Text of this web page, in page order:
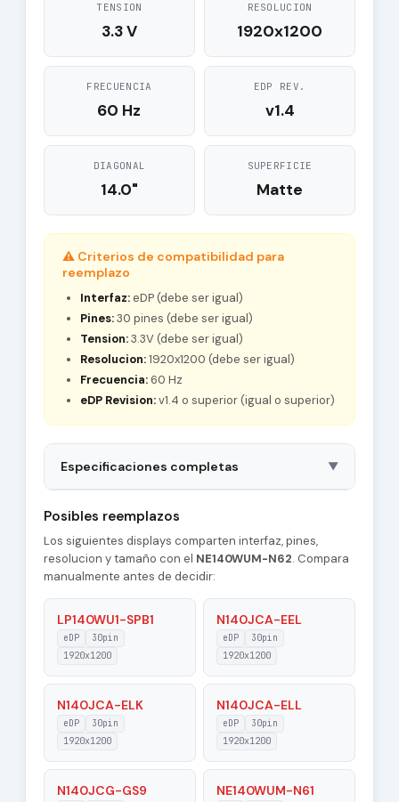
TENSION
3.3 V
RESOLUCION
1920x1200
FRECUENCIA
60 Hz
EDP REV.
v1.4
DIAGONAL
14.0"
SUPERFICIE
Matte
⚠ Criterios de compatibilidad para
reemplazo
Interfaz:eDP (debe ser igual)
Pines:30 pines (debe ser igual)
Tension:3.3V (debe ser igual)
Resolucion:1920x1200 (debe ser igual)
Frecuencia:60 Hz
eDP Revision:v1.4 o superior (igual o superior)
Especificaciones completas ▼
Surface
Antiglare, Hard coating
(3H)
Luminance 400 cd/m² (Typ.)
Model P/N
NE140WUM-N62 1
Compatible
Antiglare, Hard coating
(3H)
Slim (PCBA Bent,
T≤3.0mm)
Frame Rate 60Hz
Posibles reemplazos
Los siguientes displays comparten interfaz, pines,
resolucion y tamaño con el NE140WUM-N62. Compara
manualmente antes de decidir:
LP140WU1-SPB1
eDP
30pin
1920x1200
N140JCA-EEL
eDP
30pin
1920x1200
N140JCA-ELK
eDP
30pin
1920x1200
N140JCA-ELL
eDP
30pin
1920x1200
N140JCG-GS9 NE140WUM-N61